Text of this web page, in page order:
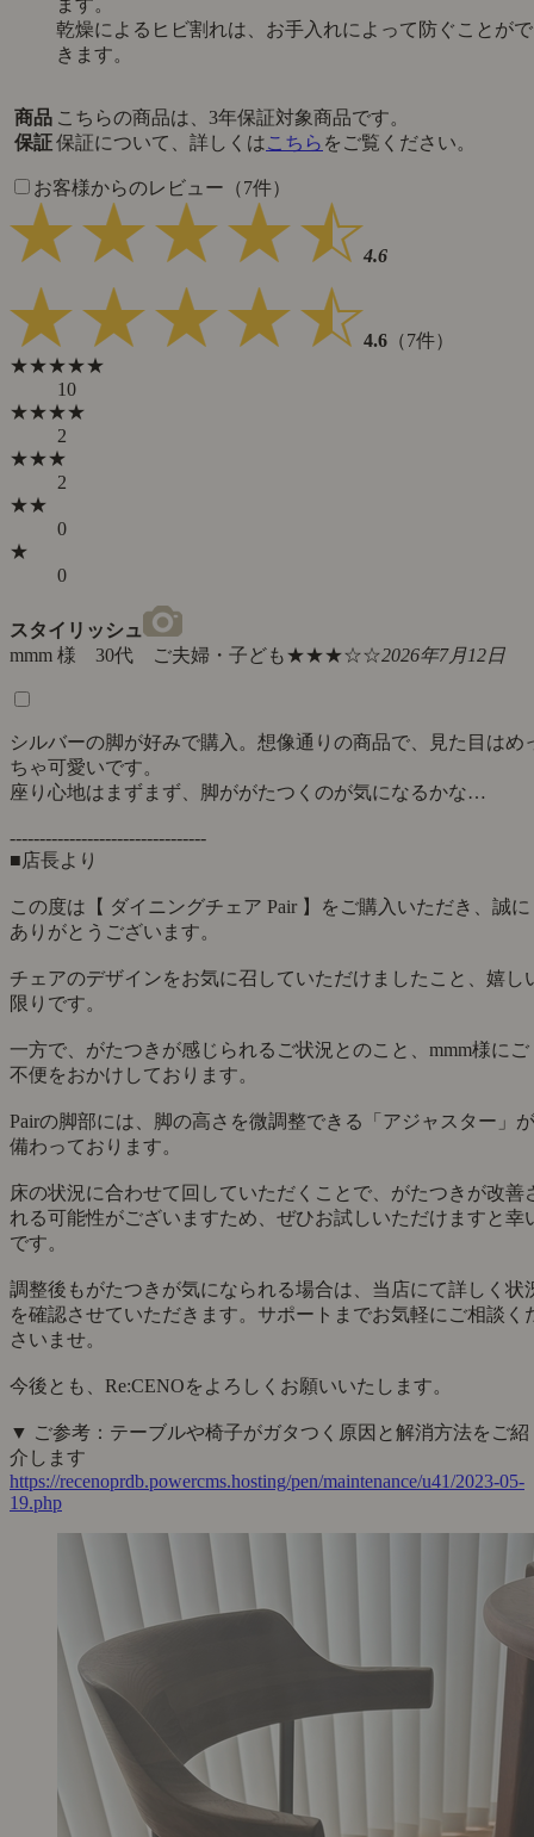
梱包重量：約 5.5kg
【ウッドフレーム】
梱包重量：約 6kg
備考
完成品
座面カバー：洗濯機可
洗濯機をご使用の際は、洗濯ネットをご使用ください。
こちらの商品は天然木を使用しているため、木目やフシ
の風合い、色味などが画像と異なる場合がございます。
天然素材特有の事象が最初からみられる場合がございま
すので、詳しくは
ダイニングテーブルなどは別売りです。
【無垢材の特性について】
無垢材は乾燥に弱いため、冬場などは加湿器などを利用
い。
ます。
乾燥によるヒビ割れは、お手入れによって防ぐことがで
きます。
商品
お客様からのレビュー（7件）
4.6 （7件）
★★★★★
10
★★★★
2
★★★
2
★★
0
★
0
スタイリッシュ
mmm 様 30代 ご夫婦・子ども
シルバーの脚が好みで購入。想像通りの商品で、見た目はめ
ちゃ可愛いです。
座り心地はまずまず、脚ががたつくのが気になるかな…
■店長より
この度は【 ダイニングチェア Pair 】をご購入いただき、誠に
ありがとうございます。
チェアのデザインをお気に召していただけましたこと、嬉し
限りです。
一方で、がたつきが感じられるご状況とのこと、mmm様にご
不便をおかけしております。
Pairの脚部には、脚の高さを微調整できる「アジャスター」が
備わっております。
床の状況に合わせて回していただくことで、がたつきが改善
れる可能性がございますため、ぜひお試しいただけますと幸
です。